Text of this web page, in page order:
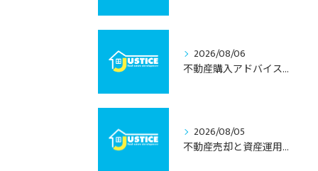
2026/08/06
不動産購入アドバイスで学ぶ栃木県宇都宮市の中古住宅選びと失敗しない進め方
2026/08/05
不動産売却と資産運用を両立する栃木県宇都宮市の納得売却術